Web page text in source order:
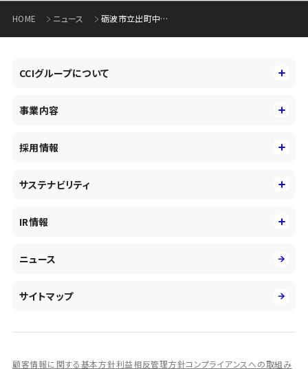
HOME ニュース 砺波市立出町中学校への金融教育実施について
CCIグループについて
コーポレートアイデンティティ
会社概要・沿革
事業内容
コンサルティング&アドバイザリー
投資事業の拡大
DXとシステムモダナイゼーション
人的資本経営の取組み
採用情報
キャリア採用
障がい者採用
サステナビリティ
社会
IR情報
有価証券報告書／四半期報告書
統合報告書
ディスクロージャー誌
ニュース
サイトマップ
顧客情報に関する基本方針利益相反管理方針コンプライアンスへの取組み